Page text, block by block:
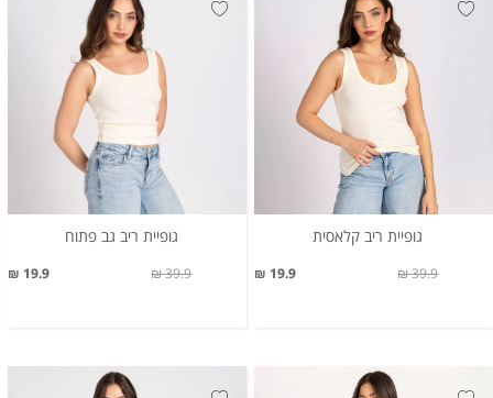
גופיית ריב קלאסית
19.9 ₪ 39.9 ₪
גופיית ריב גב פתוח
19.9 ₪ 39.9 ₪